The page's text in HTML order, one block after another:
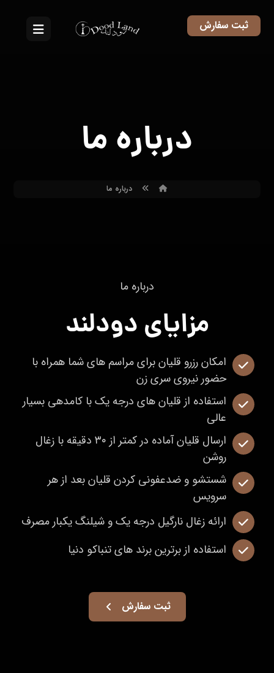
ثبت سفارش
درباره ما
درباره ما
درباره ما
مزایای دودلند
امکان رزرو قلیان برای مراسم های شما همراه با
حضور نیروی سری زن
استفاده از قلیان های درجه یک با کامدهی بسیار
عالی
ارسال قلیان آماده در کمتر از ۳۰ دقیقه با زغال
روشن
شستشو و ضدعفونی کردن قلیان بعد از هر
سرویس
ارائه زغال نارگیل درجه یک و شیلنگ یکبار مصرف
استفاده از برترین برند های تنباکو دنیا
ثبت سفارش